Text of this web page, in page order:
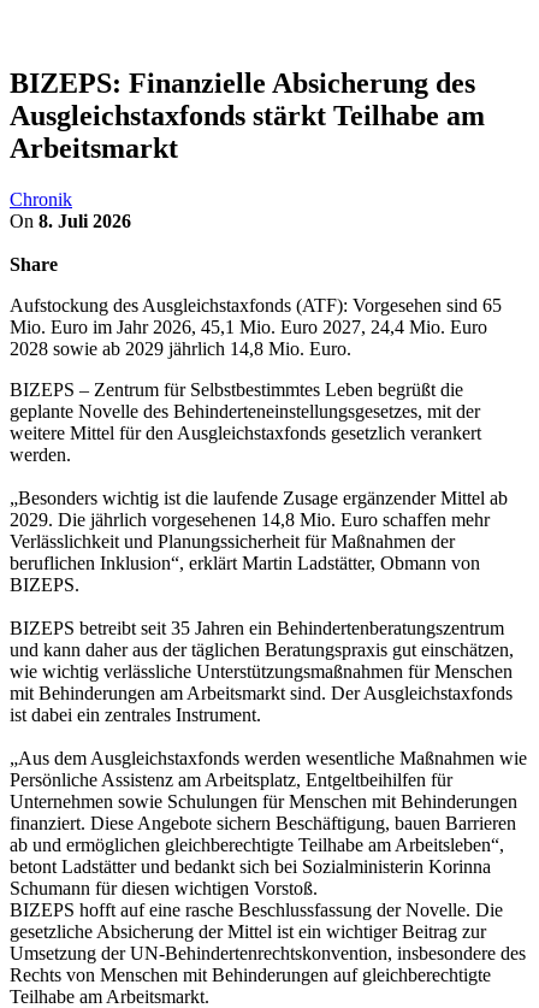
BIZEPS: Finanzielle Absicherung des
Ausgleichstaxfonds stärkt Teilhabe am
Arbeitsmarkt
Chronik
On 8. Juli 2026
Share
Aufstockung des Ausgleichstaxfonds (ATF): Vorgesehen sind 65
Mio. Euro im Jahr 2026, 45,1 Mio. Euro 2027, 24,4 Mio. Euro
2028 sowie ab 2029 jährlich 14,8 Mio. Euro.
BIZEPS – Zentrum für Selbstbestimmtes Leben begrüßt die
geplante Novelle des Behinderteneinstellungsgesetzes, mit der
weitere Mittel für den Ausgleichstaxfonds gesetzlich verankert
werden.
„Besonders wichtig ist die laufende Zusage ergänzender Mittel ab
2029. Die jährlich vorgesehenen 14,8 Mio. Euro schaffen mehr
Verlässlichkeit und Planungssicherheit für Maßnahmen der
beruflichen Inklusion“, erklärt Martin Ladstätter, Obmann von
BIZEPS.
BIZEPS betreibt seit 35 Jahren ein Behindertenberatungszentrum
und kann daher aus der täglichen Beratungspraxis gut einschätzen,
wie wichtig verlässliche Unterstützungsmaßnahmen für Menschen
mit Behinderungen am Arbeitsmarkt sind. Der Ausgleichstaxfonds
ist dabei ein zentrales Instrument.
„Aus dem Ausgleichstaxfonds werden wesentliche Maßnahmen wie
Persönliche Assistenz am Arbeitsplatz, Entgeltbeihilfen für
Unternehmen sowie Schulungen für Menschen mit Behinderungen
finanziert. Diese Angebote sichern Beschäftigung, bauen Barrieren
ab und ermöglichen gleichberechtigte Teilhabe am Arbeitsleben“,
betont Ladstätter und bedankt sich bei Sozialministerin Korinna
Schumann für diesen wichtigen Vorstoß.
BIZEPS hofft auf eine rasche Beschlussfassung der Novelle. Die
gesetzliche Absicherung der Mittel ist ein wichtiger Beitrag zur
Umsetzung der UN-Behindertenrechtskonvention, insbesondere des
Rechts von Menschen mit Behinderungen auf gleichberechtigte
Teilhabe am Arbeitsmarkt.